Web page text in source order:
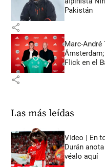
Pakistán
share
Marc-André
Flick en el
share
Las más leídas
Video | En
Durán
véalo aquí